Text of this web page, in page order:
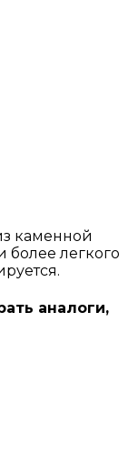
каменной
более легкого
аналоги,